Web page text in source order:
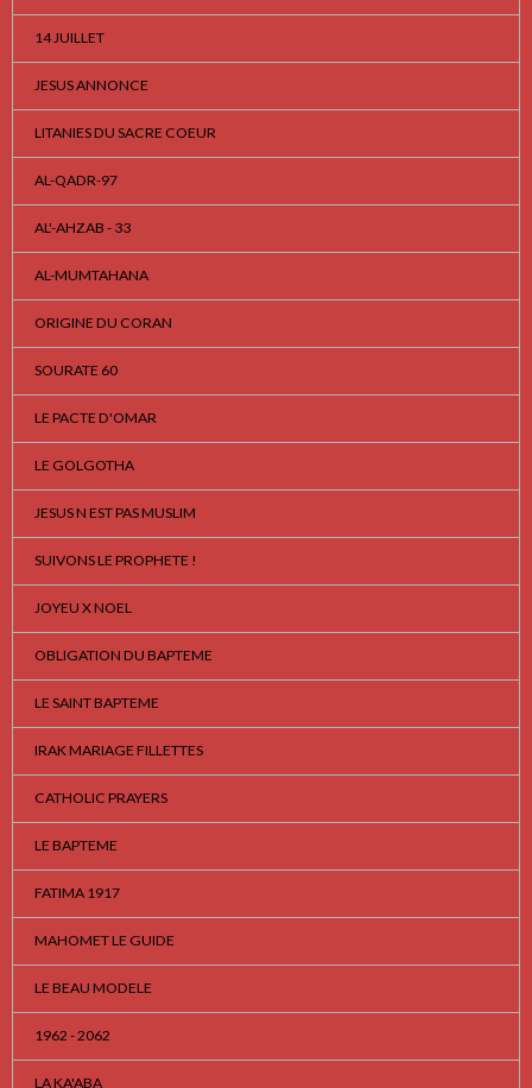
14 JUILLET
JESUS ANNONCE
LITANIES DU SACRE COEUR
AL-QADR-97
AL'-AHZAB - 33
AL-MUMTAHANA
ORIGINE DU CORAN
SOURATE 60
LE PACTE D'OMAR
LE GOLGOTHA
JESUS N EST PAS MUSLIM
SUIVONS LE PROPHETE !
JOYEU X NOEL
OBLIGATION DU BAPTEME
LE SAINT BAPTEME
IRAK MARIAGE FILLETTES
CATHOLIC PRAYERS
LE BAPTEME
FATIMA 1917
MAHOMET LE GUIDE
LE BEAU MODELE
1962 - 2062
LA KA'ABA